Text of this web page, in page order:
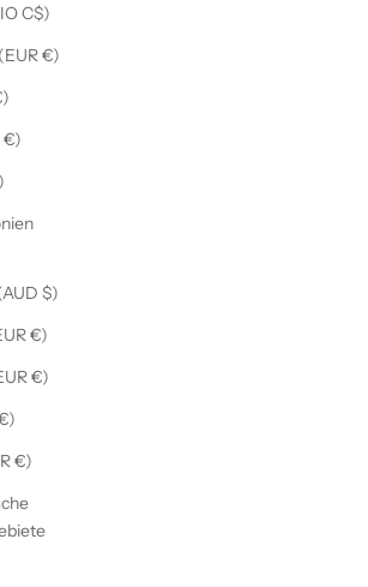
Nicaragua (NIO C$)
Niederlande (EUR €)
€)
Nigeria (EUR €)
$)
Norfolkinsel (AUD $)
Norwegen (EUR €)
Österreich (EUR €)
(EUR €)
Pakistan (EUR €)